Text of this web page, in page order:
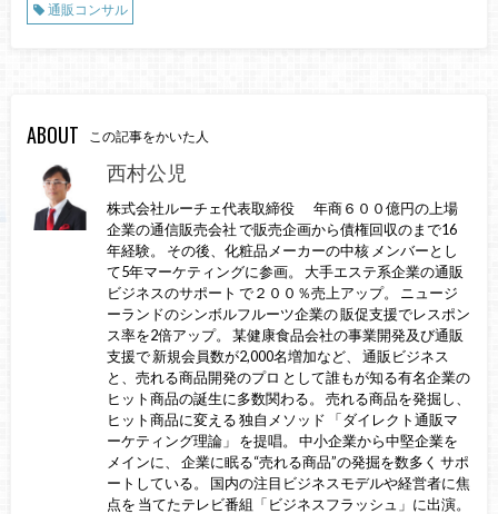
通販コンサル
ABOUT この記事をかいた人
西村公児
株式会社ルーチェ代表取締役 年商６００億円の上場
企業の通信販売会社 で販売企画から債権回収のまで16
年経験。 その後、化粧品メーカーの中核 メンバーとし
て5年マーケティングに参画。 大手エステ系企業の通販
ビジネスのサポート で２００％売上アップ。 ニュージ
ーランドのシンボルフルーツ企業の 販促支援でレスポン
ス率を2倍アップ。 某健康食品会社の事業開発及び通販
支援で 新規会員数が2,000名増加など、 通販ビジネス
と、売れる商品開発のプロ として誰もが知る有名企業の
ヒット商品の誕生に多数関わる。 売れる商品を発掘し、
ヒット商品に変える 独自メソッド 「ダイレクト通販マ
ーケティング理論」 を提唱。 中小企業から中堅企業を
メインに、 企業に眠る“売れる商品”の発掘を数多く サポ
ートしている。 国内の注目ビジネスモデルや経営者に焦
点を 当てたテレビ番組「ビジネスフラッシュ」に出演。